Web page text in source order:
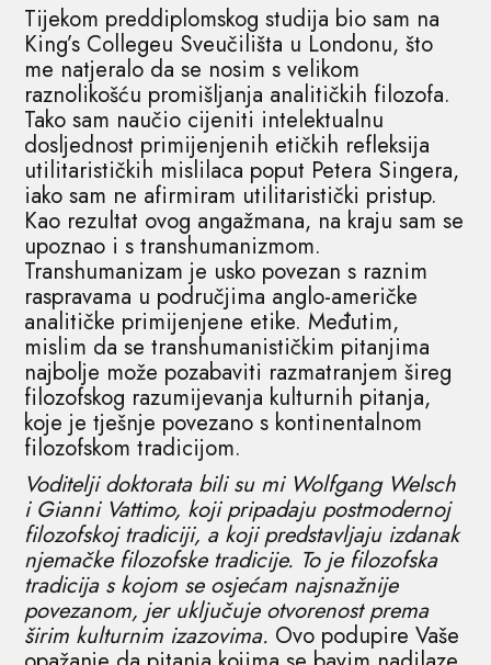
Tijekom preddiplomskog studija bio sam na
King’s Collegeu Sveučilišta u Londonu, što
me natjeralo da se nosim s velikom
raznolikošću promišljanja analitičkih filozofa.
Tako sam naučio cijeniti intelektualnu
dosljednost primijenjenih etičkih refleksija
utilitarističkih mislilaca poput Petera Singera,
iako sam ne afirmiram utilitaristički pristup.
Kao rezultat ovog angažmana, na kraju sam se
upoznao i s transhumanizmom.
Transhumanizam je usko povezan s raznim
raspravama u područjima anglo-američke
analitičke primijenjene etike. Međutim,
mislim da se transhumanističkim pitanjima
najbolje može pozabaviti razmatranjem šireg
filozofskog razumijevanja kulturnih pitanja,
koje je tješnje povezano s kontinentalnom
filozofskom tradicijom.
Voditelji doktorata bili su mi Wolfgang Welsch
i Gianni Vattimo, koji pripadaju postmodernoj
filozofskoj tradiciji, a koji predstavljaju izdanak
njemačke filozofske tradicije. To je filozofska
tradicija s kojom se osjećam najsnažnije
povezanom, jer uključuje otvorenost prema
širim kulturnim izazovima. Ovo podupire Vaše